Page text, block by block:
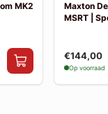
MK2
Maxton
MSRT |
€144,00
Op voorraad